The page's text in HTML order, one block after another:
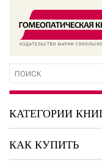
КАТЕГОРИИ
КАК КУПИТЬ